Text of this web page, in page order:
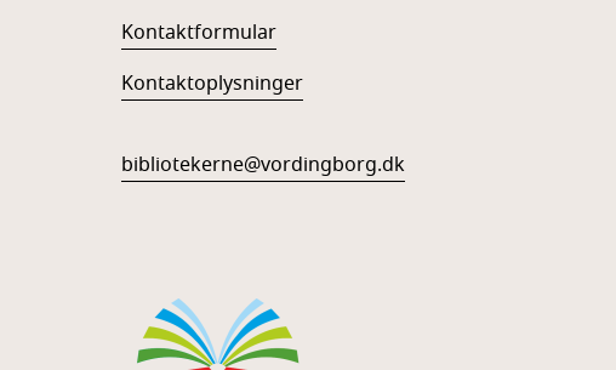
Kontaktformular
Kontaktoplysninger
bibliotekerne@vordingborg.dk